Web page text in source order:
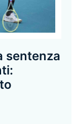
sentenza